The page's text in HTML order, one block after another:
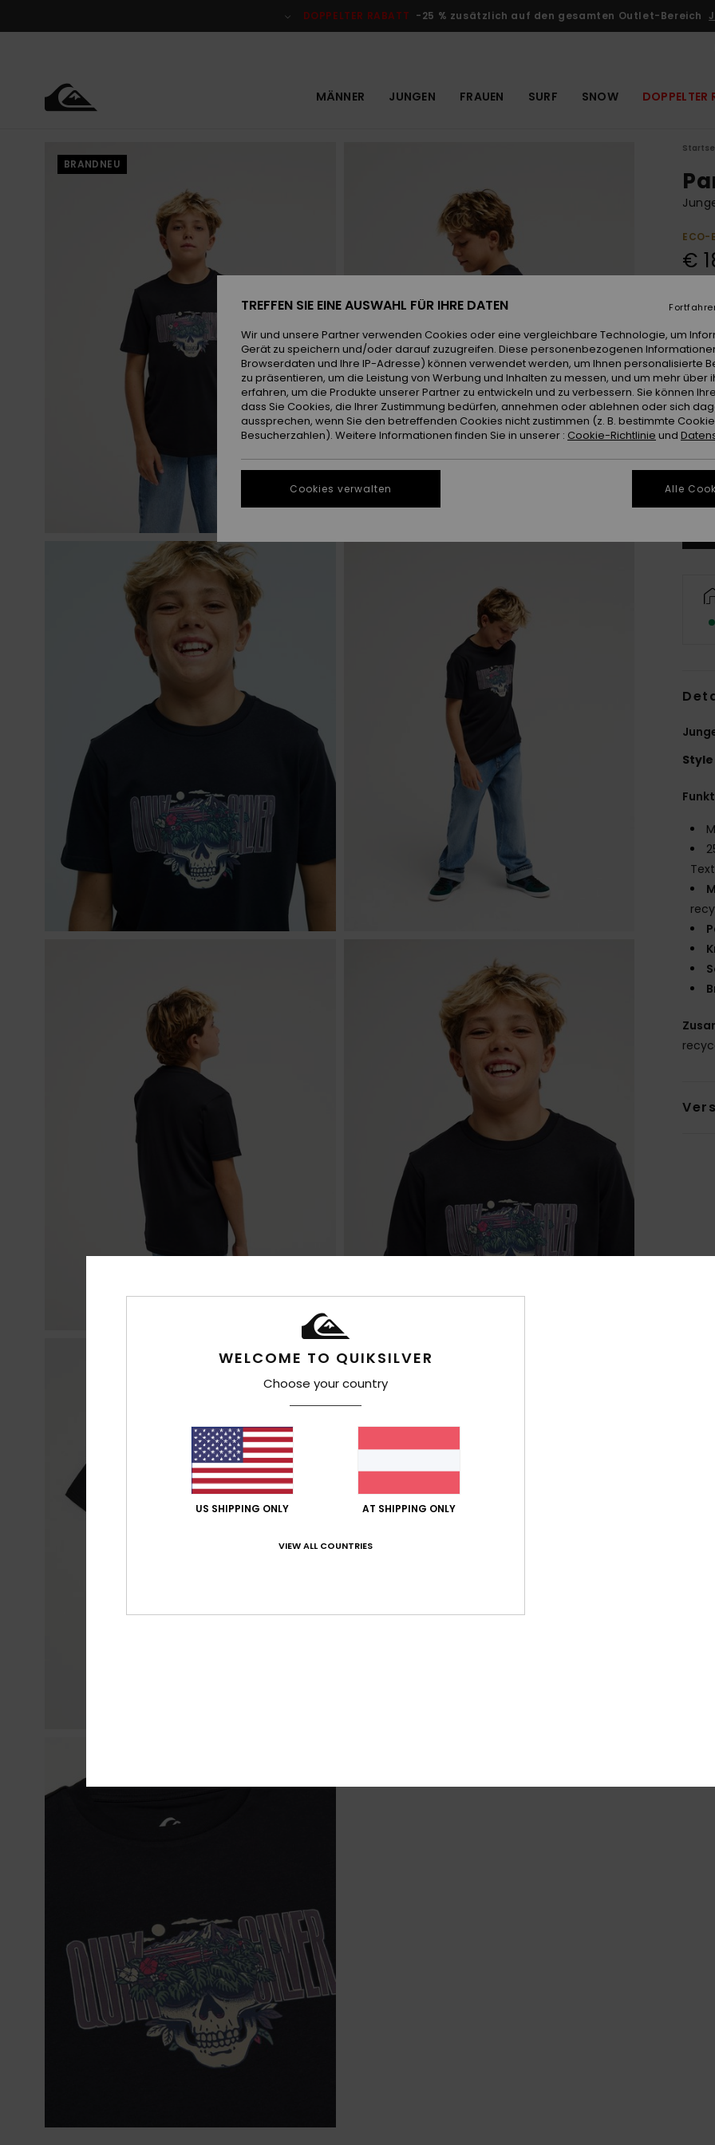
DOPPELTER RABATT -25 % zusätzlich auf den gesamten Outlet-Bereich
MÄNNER JUNGEN FRAUEN SURF SNOW DOPPELTER
BRANDNEU
ECO-
€
Farbe
8
Style
WELCOME TO QUIKSILVER
Choose your country
US SHIPPING ONLY AT SHIPPING ONLY
VIEW ALL COUNTRIES
TREFFEN SIE EINE AUSWAHL FÜR IHRE DATEN
Wir und unsere Partner verwenden Cookies oder eine vergleichbare Technologie, um
Gerät zu speichern und/oder darauf zuzugreifen. Diese personenbezogenen
Browserdaten und Ihre IP-Adresse) können verwendet werden, um Ihnen personalisierte
zu präsentieren, um die Leistung von Werbung und Inhalten zu messen, und um mehr über
erfahren, um die Produkte unserer Partner zu entwickeln und zu verbessern. Sie können
dass Sie Cookies, die Ihrer Zustimmung bedürfen, annehmen oder ablehnen oder sich
aussprechen, wenn Sie den betreffenden Cookies nicht zustimmen (z. B. bestimmte
Besucherzahlen). Weitere Informationen finden Sie in unserer : Cookie-Richtlinie und
Cookies verwalten Alle